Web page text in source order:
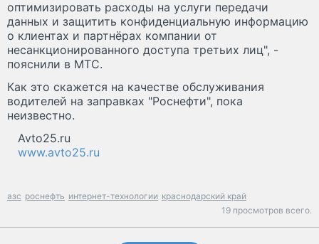
оптимизировать расходы на услуги передачи
данных и защитить конфиденциальную информацию
о клиентах и партнёрах компании от
несанкционированного доступа третьих лиц", -
пояснили в МТС.
Как это скажется на качестве обслуживания
водителей на заправках "Роснефти", пока
неизвестно.
Avto25.ru
www.avto25.ru
азс роснефть интернет-технологии краснодарский край
19 просмотров всего.